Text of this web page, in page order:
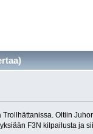
Oltiin
F3N kilpailusta ja